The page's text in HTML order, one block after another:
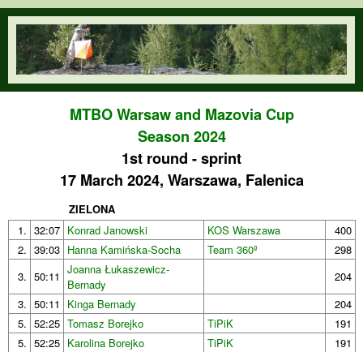
Skip to main content
orienteering.waw.pl
MTBO Warsaw and Mazovia Cup
Season 2024
1st round - sprint
17 March 2024, Warszawa, Falenica
ZIELONA
1. 32:07 Konrad Janowski KOS Warszawa
400
2. 39:03 Hanna Kamińska-Socha Team 360º
298
3. 50:11 Joanna Łukaszewicz-
Bernady
204
3. 50:11 Kinga Bernady
204
5. 52:25 Tomasz Borejko TiPiK
191
5. 52:25 Karolina Borejko TiPiK
191